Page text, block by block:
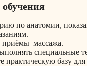
обучения
по анатомии,
приёмы массажа.
специальные
практическую базу для